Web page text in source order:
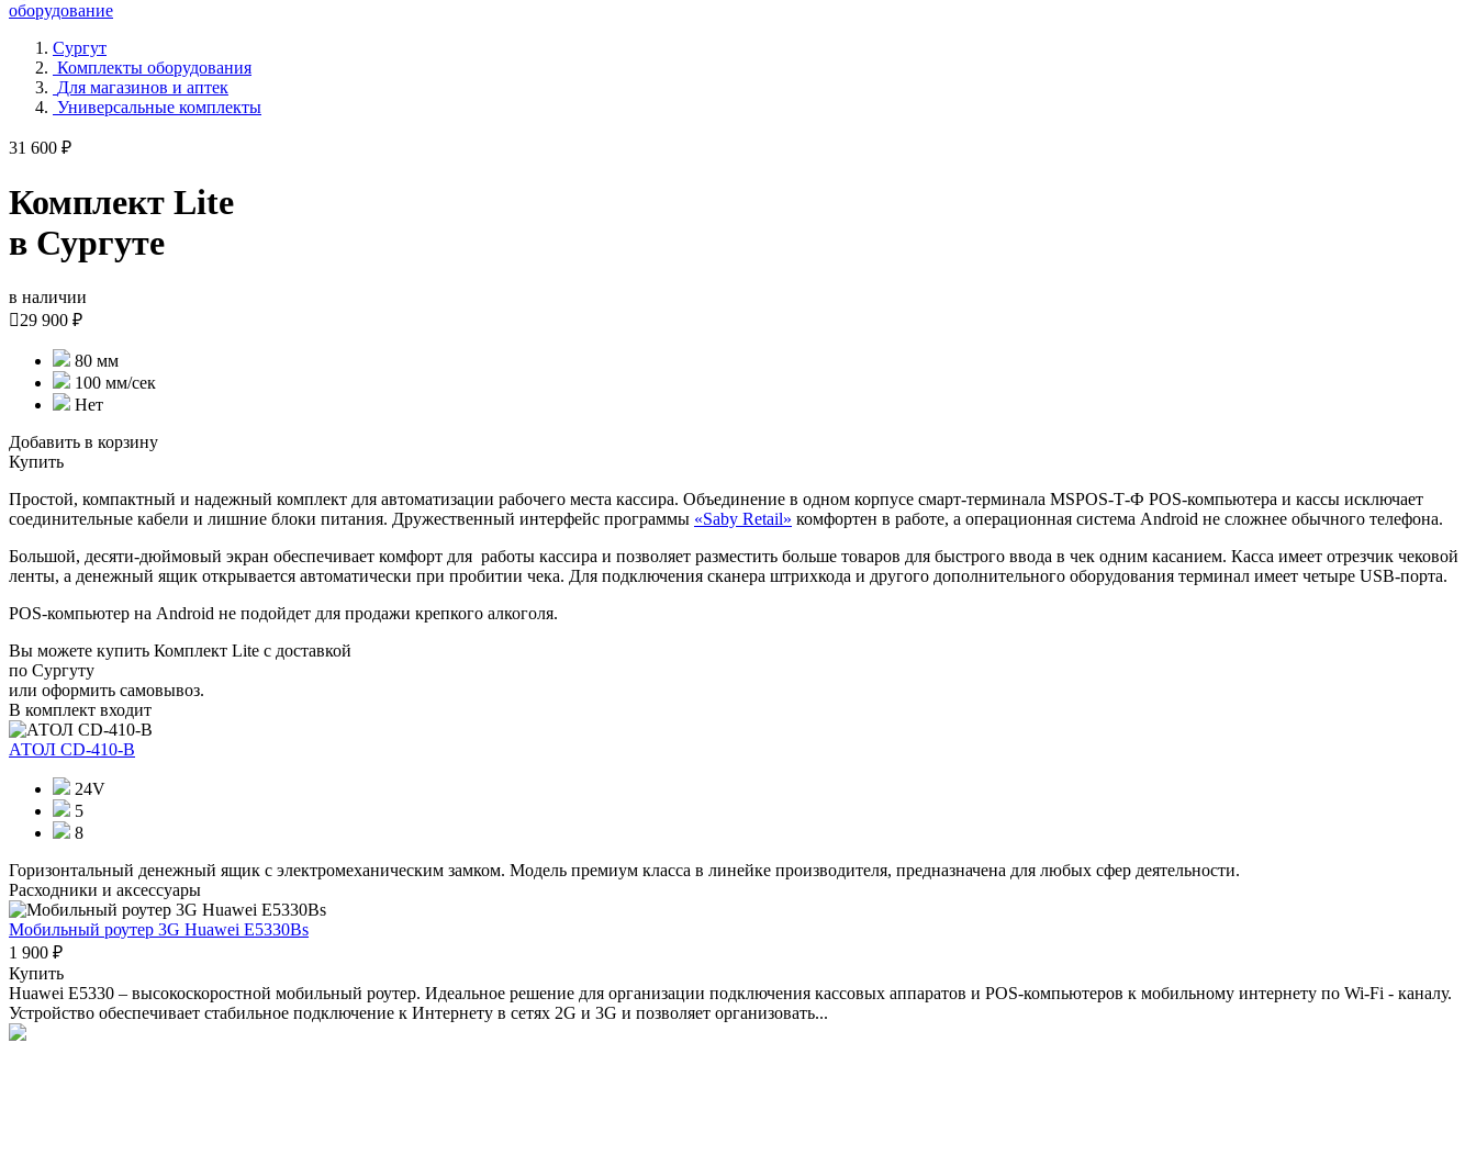
оборудование
Сургут
Комплекты оборудования
Для магазинов и аптек
Универсальные комплекты
31 600 ₽
Комплект Lite
в Сургуте
в наличии
29 900 ₽
80 мм
100 мм/сек
Нет
Добавить в корзину
Купить
Простой, компактный и надежный комплект для автоматизации рабочего места кассира. Объединение в одном корпусе смарт-терминала MSPOS-Т-Ф POS-компьютера и кассы исключает
соединительные кабели и лишние блоки питания. Дружественный интерфейс программы «Saby Retail» комфортен в работе, а операционная система Android не сложнее обычного телефона.
Большой, десяти-дюймовый экран обеспечивает комфорт для работы кассира и позволяет разместить больше товаров для быстрого ввода в чек одним касанием. Касса имеет отрезчик чековой
ленты, а денежный ящик открывается автоматически при пробитии чека. Для подключения сканера штрихкода и другого дополнительного оборудования терминал имеет четыре USB-порта.
POS-компьютер на Android не подойдет для продажи крепкого алкоголя.
Вы можете купить Комплект Lite с доставкой
по Сургуту
или оформить самовывоз.
В комплект входит
АТОЛ CD-410-В
24V
5
8
Горизонтальный денежный ящик с электромеханическим замком. Модель премиум класса в линейке производителя, предназначена для любых сфер деятельности.
Расходники и аксессуары
Мобильный роутер 3G Huawei E5330Bs
1 900 ₽
Купить
Huawei E5330 – высокоскоростной мобильный роутер. Идеальное решение для организации подключения кассовых аппаратов и POS-компьютеров к мобильному интернету по Wi-Fi - каналу.
Устройство обеспечивает стабильное подключение к Интернету в сетях 2G и 3G и позволяет организовать...